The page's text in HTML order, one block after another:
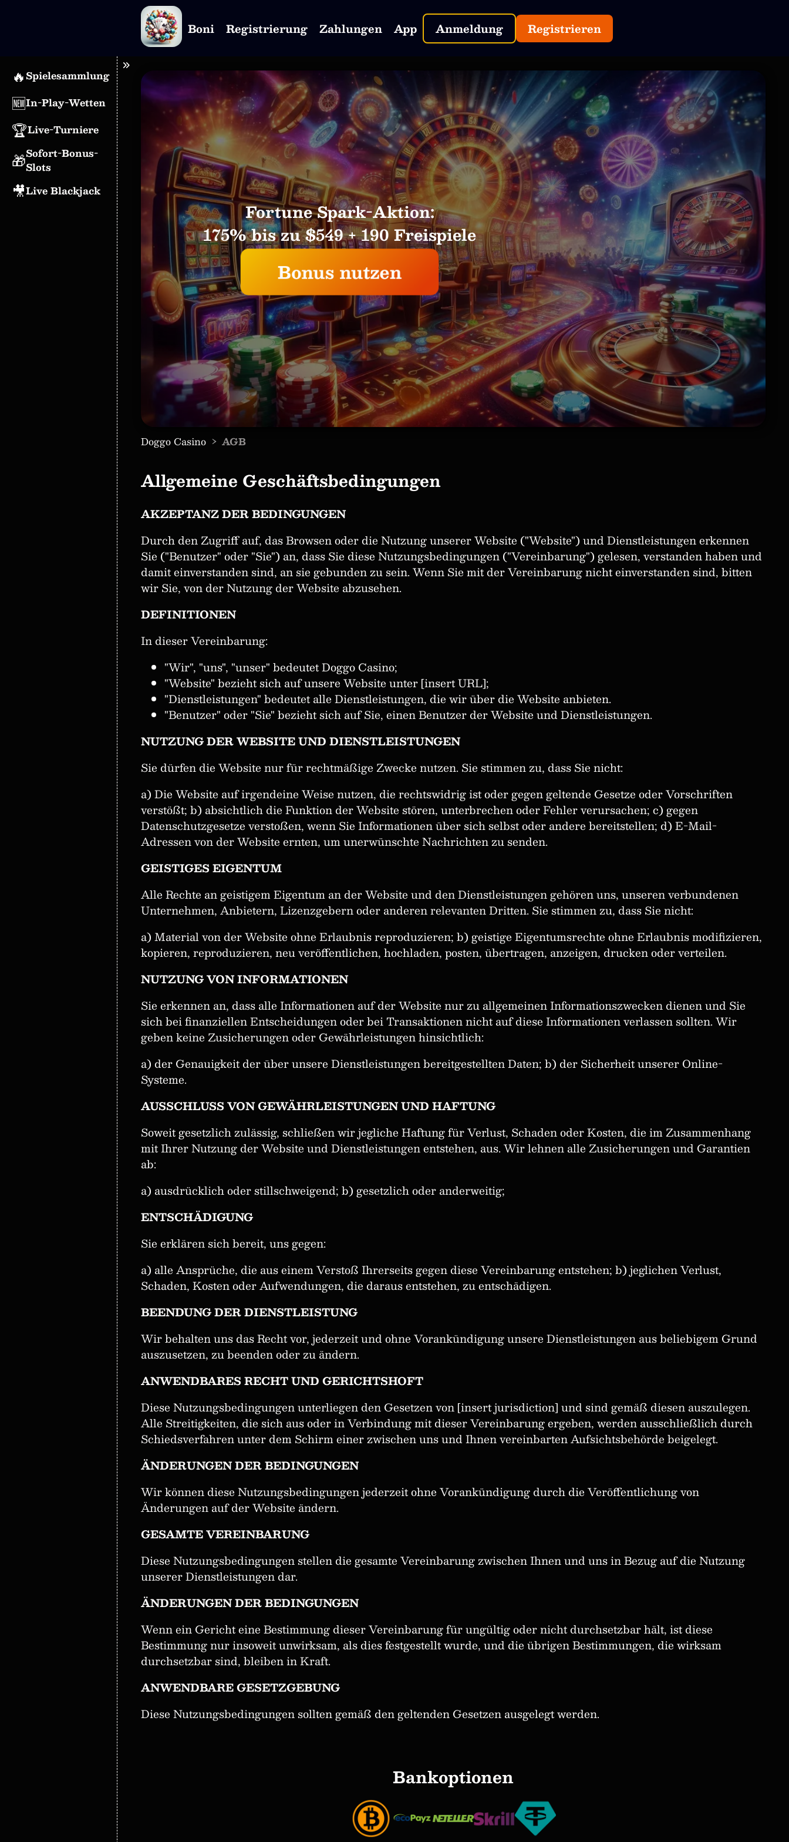
Boni Registrierung Zahlungen App Anmeldung Registrieren
🔥Spielesammlung
🆕In-Play-Wetten
🏆Live-Turniere
🎁Sofort-Bonus-
Slots
🎥Live Blackjack
Fortune Spark-Aktion:
175% bis zu $549 + 190 Freispiele
Bonus nutzen
Doggo Casino › AGB
Allgemeine Geschäftsbedingungen
AKZEPTANZ DER BEDINGUNGEN
Durch den Zugriff auf, das Browsen oder die Nutzung unserer Website ("Website") und Dienstleistungen erkennen
Sie ("Benutzer" oder "Sie") an, dass Sie diese Nutzungsbedingungen ("Vereinbarung") gelesen, verstanden haben und
damit einverstanden sind, an sie gebunden zu sein. Wenn Sie mit der Vereinbarung nicht einverstanden sind, bitten
wir Sie, von der Nutzung der Website abzusehen.
DEFINITIONEN
In dieser Vereinbarung:
"Wir", "uns", "unser" bedeutet Doggo Casino;
"Website" bezieht sich auf unsere Website unter [insert URL];
"Dienstleistungen" bedeutet alle Dienstleistungen, die wir über die Website anbieten.
"Benutzer" oder "Sie" bezieht sich auf Sie, einen Benutzer der Website und Dienstleistungen.
NUTZUNG DER WEBSITE UND DIENSTLEISTUNGEN
Sie dürfen die Website nur für rechtmäßige Zwecke nutzen. Sie stimmen zu, dass Sie nicht:
a) Die Website auf irgendeine Weise nutzen, die rechtswidrig ist oder gegen geltende Gesetze oder Vorschriften
verstößt; b) absichtlich die Funktion der Website stören, unterbrechen oder Fehler verursachen; c) gegen
Datenschutzgesetze verstoßen, wenn Sie Informationen über sich selbst oder andere bereitstellen; d) E-Mail-
Adressen von der Website ernten, um unerwünschte Nachrichten zu senden.
GEISTIGES EIGENTUM
Alle Rechte an geistigem Eigentum an der Website und den Dienstleistungen gehören uns, unseren verbundenen
Unternehmen, Anbietern, Lizenzgebern oder anderen relevanten Dritten. Sie stimmen zu, dass Sie nicht:
a) Material von der Website ohne Erlaubnis reproduzieren; b) geistige Eigentumsrechte ohne Erlaubnis modifizieren,
kopieren, reproduzieren, neu veröffentlichen, hochladen, posten, übertragen, anzeigen, drucken oder verteilen.
NUTZUNG VON INFORMATIONEN
Sie erkennen an, dass alle Informationen auf der Website nur zu allgemeinen Informationszwecken dienen und Sie
sich bei finanziellen Entscheidungen oder bei Transaktionen nicht auf diese Informationen verlassen sollten. Wir
geben keine Zusicherungen oder Gewährleistungen hinsichtlich:
a) der Genauigkeit der über unsere Dienstleistungen bereitgestellten Daten; b) der Sicherheit unserer Online-
Systeme.
AUSSCHLUSS VON GEWÄHRLEISTUNGEN UND HAFTUNG
Soweit gesetzlich zulässig, schließen wir jegliche Haftung für Verlust, Schaden oder Kosten, die im Zusammenhang
mit Ihrer Nutzung der Website und Dienstleistungen entstehen, aus. Wir lehnen alle Zusicherungen und Garantien
ab:
a) ausdrücklich oder stillschweigend; b) gesetzlich oder anderweitig;
ENTSCHÄDIGUNG
Sie erklären sich bereit, uns gegen:
a) alle Ansprüche, die aus einem Verstoß Ihrerseits gegen diese Vereinbarung entstehen; b) jeglichen Verlust,
Schaden, Kosten oder Aufwendungen, die daraus entstehen, zu entschädigen.
BEENDUNG DER DIENSTLEISTUNG
Wir behalten uns das Recht vor, jederzeit und ohne Vorankündigung unsere Dienstleistungen aus beliebigem Grund
auszusetzen, zu beenden oder zu ändern.
ANWENDBARES RECHT UND GERICHTSHOFT
Diese Nutzungsbedingungen unterliegen den Gesetzen von [insert jurisdiction] und sind gemäß diesen auszulegen.
Alle Streitigkeiten, die sich aus oder in Verbindung mit dieser Vereinbarung ergeben, werden ausschließlich durch
Schiedsverfahren unter dem Schirm einer zwischen uns und Ihnen vereinbarten Aufsichtsbehörde beigelegt.
ÄNDERUNGEN DER BEDINGUNGEN
Wir können diese Nutzungsbedingungen jederzeit ohne Vorankündigung durch die Veröffentlichung von
Änderungen auf der Website ändern.
GESAMTE VEREINBARUNG
Diese Nutzungsbedingungen stellen die gesamte Vereinbarung zwischen Ihnen und uns in Bezug auf die Nutzung
unserer Dienstleistungen dar.
ÄNDERUNGEN DER BEDINGUNGEN
Wenn ein Gericht eine Bestimmung dieser Vereinbarung für ungültig oder nicht durchsetzbar hält, ist diese
Bestimmung nur insoweit unwirksam, als dies festgestellt wurde, und die übrigen Bestimmungen, die wirksam
durchsetzbar sind, bleiben in Kraft.
ANWENDBARE GESETZGEBUNG
Diese Nutzungsbedingungen sollten gemäß den geltenden Gesetzen ausgelegt werden.
Bankoptionen